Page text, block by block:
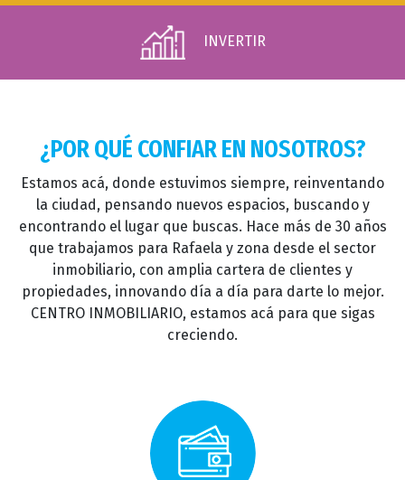
INVERTIR
¿POR QUÉ CONFIAR EN NOSOTROS?
Estamos acá, donde estuvimos siempre, reinventando
la ciudad, pensando nuevos espacios, buscando y
encontrando el lugar que buscas. Hace más de 30 años
que trabajamos para Rafaela y zona desde el sector
inmobiliario, con amplia cartera de clientes y
propiedades, innovando día a día para darte lo mejor.
CENTRO INMOBILIARIO, estamos acá para que sigas
creciendo.